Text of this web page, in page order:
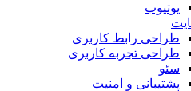
یوتیوب
طراحی رابط کاربری
طراحی تجربه کاربری
سئو
پشتیبانی و امنیت